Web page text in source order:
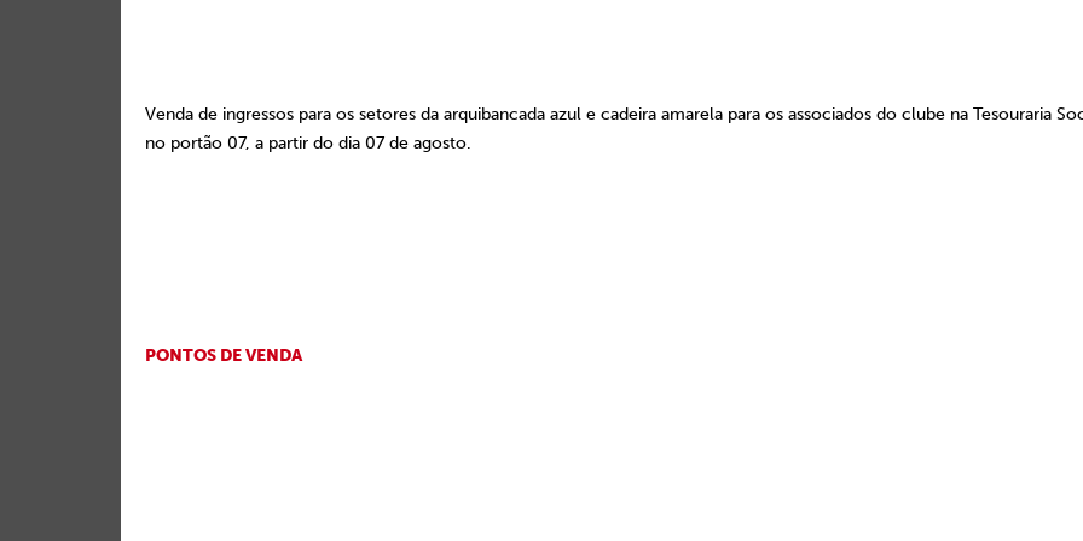
Venda de ingressos para os setores da arquibancada azul e cadeira amarela para os associados do clube na Tesouraria
no portão 07, a partir do dia 07 de agosto.
PONTOS DE VENDA